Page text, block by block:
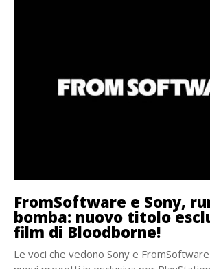
FromSoftware e Sony,
bomba: nuovo titolo
film di Bloodborne!
Le voci che vedono Sony e